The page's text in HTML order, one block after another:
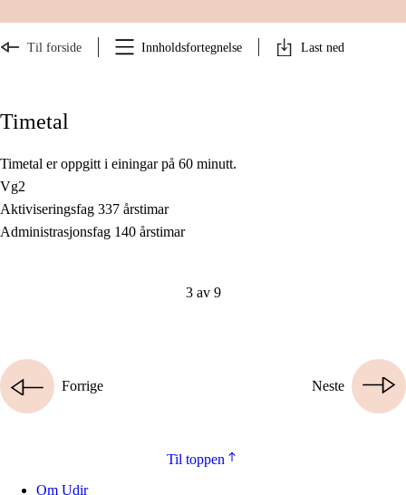
Til forside Innholdsfortegnelse Last ned
Timetal
Timetal er oppgitt i einingar på 60 minutt.
Vg2
Aktiviseringsfag 337 årstimar
Administrasjonsfag 140 årstimar
3 av 9
Neste
Forrige
Til toppen
Om Udir